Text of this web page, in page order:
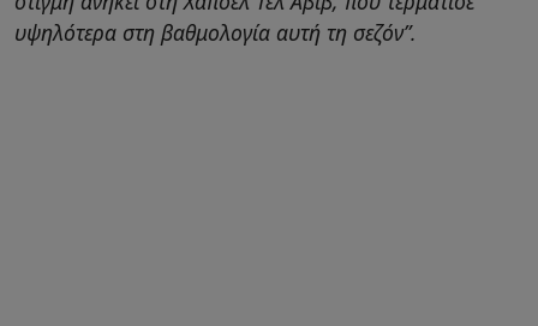
υψηλότερα στη βαθμολογία αυτή τη σεζόν”.